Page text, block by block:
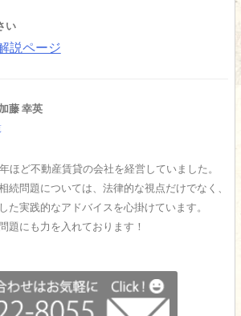
い
説ページ
藤 幸英
ほど不動産賃貸の会社を経営していました。
問題については、法律的な視点だけでなく、
た実践的なアドバイスを心掛けています。
題にも力を入れております！